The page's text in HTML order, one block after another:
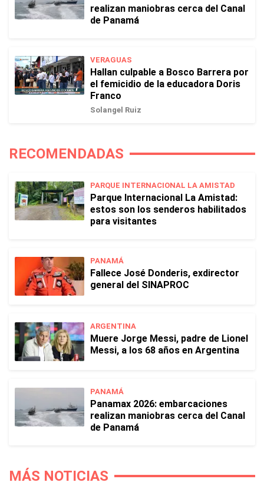
realizan maniobras cerca del Canal
de Panamá
VERAGUAS
Hallan culpable a Bosco Barrera por
el femicidio de la educadora Doris
Franco
Solangel Ruiz
RECOMENDADAS
PARQUE INTERNACIONAL LA AMISTAD
Parque Internacional La Amistad:
estos son los senderos habilitados
para visitantes
PANAMÁ
Fallece José Donderis, exdirector
general del SINAPROC
ARGENTINA
Muere Jorge Messi, padre de Lionel
Messi, a los 68 años en Argentina
PANAMÁ
Panamax 2026: embarcaciones
realizan maniobras cerca del Canal
de Panamá
MÁS NOTICIAS